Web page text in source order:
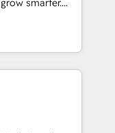
Year 🏆2016
🏆2015
HubSpot
Marketplace
smarter.
and
great
modules,